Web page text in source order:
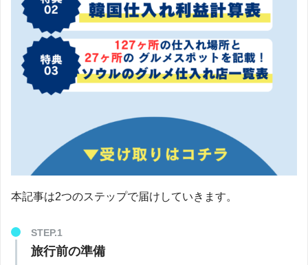
本記事は2つのステップで届けしていきます。
旅行前の準備